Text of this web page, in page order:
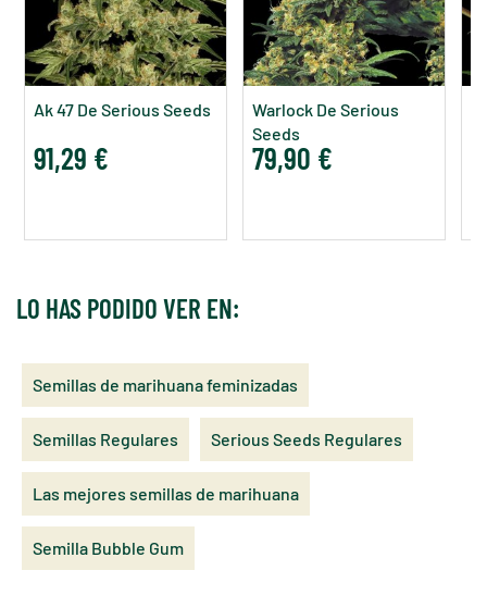
Ak 47 De Serious Seeds
91,29 €
Warlock De Serious
Seeds
79,90 €
LO HAS PODIDO VER EN:
Semillas de marihuana feminizadas
Semillas Regulares Serious Seeds Regulares
Las mejores semillas de marihuana
Semilla Bubble Gum